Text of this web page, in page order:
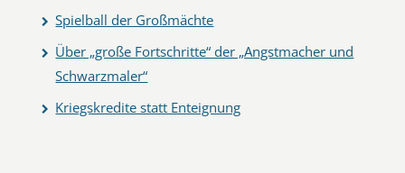
Spielball der Großmächte
Über „große Fortschritte“ der „Angstmacher und
Schwarzmaler“
Kriegskredite statt Enteignung